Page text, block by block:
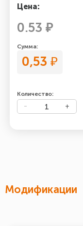
Цена:
0.53 ₽
Сумма:
0,53 ₽
Количество:
Модификации